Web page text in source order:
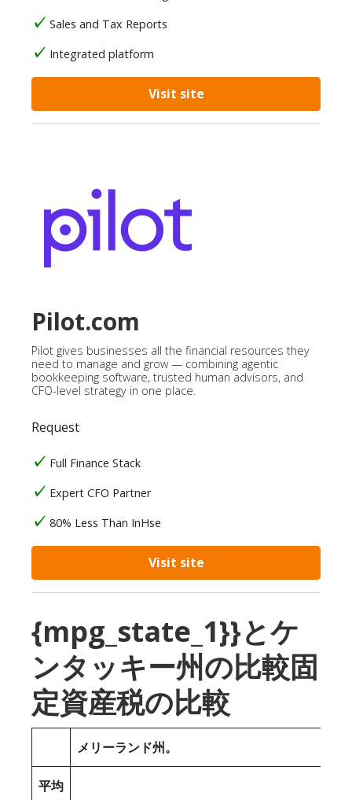
Sales and Tax Reports
Integrated platform
Visit site
Pilot.com
Pilot gives businesses all the financial resources they
need to manage and grow — combining agentic
bookkeeping software, trusted human advisors, and
CFO-level strategy in one place.
Request
Full Finance Stack
Expert CFO Partner
80% Less Than InHse
Visit site
{mpg_state_1}}とケ
ンタッキー州の比較固
定資産税の比較
メリーランド州。
平均